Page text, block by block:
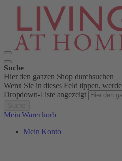
Suche
Hier den ganzen Shop durchsuchen
Wenn Sie in dieses Feld tippen,
Dropdown-Liste angezeigt
Mein Warenkorb
Mein Konto